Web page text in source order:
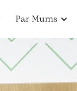
Par Mums